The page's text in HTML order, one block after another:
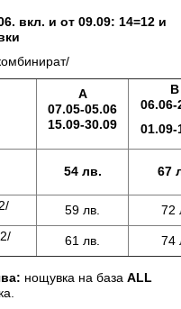
вкл. и от 09.09: 14=12 и
А
07.05-05.06
15.09-30.09
В
06.06-
01.09-
54 лв. 67
59 лв. 72
61 лв. 74
: нощувка на база ALL